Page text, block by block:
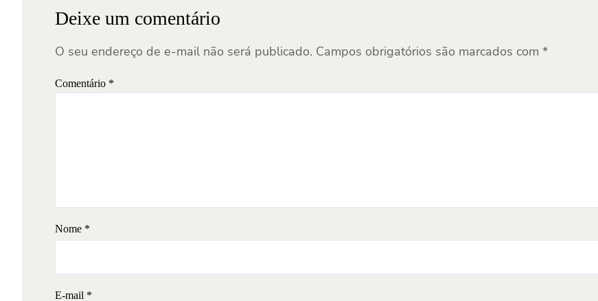
Deixe um comentário
O seu endereço de e-mail não será publicado. Campos obrigatórios são marcados com *
Comentário *
Nome *
E-mail *